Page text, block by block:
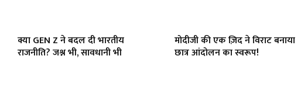
क्या GEN Z ने बदल दी भारतीय
राजनीति? जश्न भी, सावधानी भी
मोदीजी की एक ज़िद ने विराट बनाया
छात्र आंदोलन का स्वरूप!